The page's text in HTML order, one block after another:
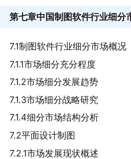
第七章中国制图软件行业细分
7.1制图软件行业细分市场概况
7.1.1市场细分充分程度
7.1.2市场细分发展趋势
7.1.3市场细分战略研究
7.1.4细分市场结构分析
7.2平面设计制图
7.2.1市场发展现状概述